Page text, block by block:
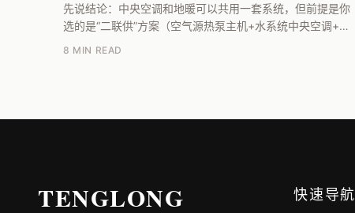
先说结论：中央空调和地暖可以共用一套系统，但前提是你
选的是“二联供”方案（空气源热泵主机+水系统中央空调+地
8 MIN READ
TENGLONG 快速导航